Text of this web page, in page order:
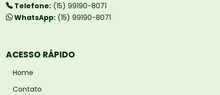
Telefone: (15) 99190-8071
WhatsApp: (15) 99190-8071
ACESSO RÁPIDO
Home
Contato